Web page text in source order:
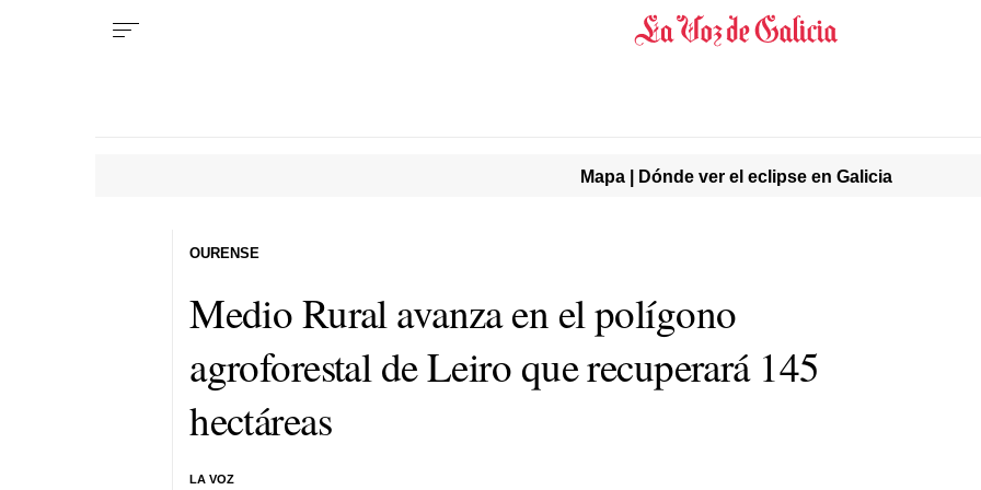
Mapa | Dónde ver el eclipse en Galicia
Medio Rural avanza en el polígono
agroforestal de Leiro que recuperará 145
hectáreas
LA VOZ
OURENSE